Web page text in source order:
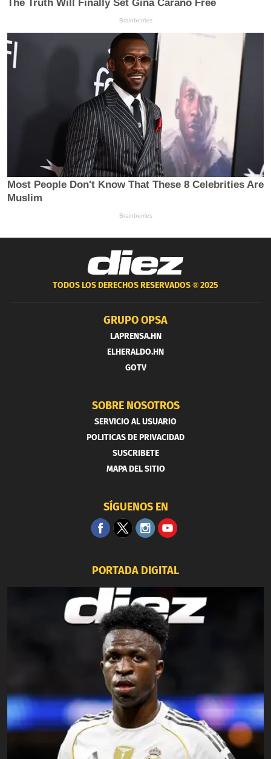
TODOS LOS DERECHOS RESERVADOS ®2025
GRUPO OPSA
LAPRENSA.HN
ELHERALDO.HN
GOTV
SOBRE NOSOTROS
SERVICIO AL USUARIO
POLITICAS DE PRIVACIDAD
SUSCRIBETE
MAPA DEL SITIO
SÍGUENOS EN
PORTADA DIGITAL